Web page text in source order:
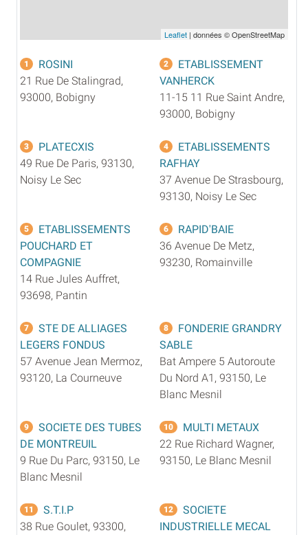
Leaflet | données © OpenStreetMap
1
ROSINI
21 Rue De Stalingrad,
93000, Bobigny
2
ETABLISSEMENT
VANHERCK
11-15 11 Rue Saint Andre,
93000, Bobigny
3
PLATECXIS
49 Rue De Paris, 93130,
Noisy Le Sec
4
ETABLISSEMENTS
RAFHAY
37 Avenue De Strasbourg,
93130, Noisy Le Sec
5
ETABLISSEMENTS
POUCHARD ET
COMPAGNIE
14 Rue Jules Auffret,
93698, Pantin
6
RAPID'BAIE
36 Avenue De Metz,
93230, Romainville
7
STE DE ALLIAGES
LEGERS FONDUS
57 Avenue Jean Mermoz,
93120, La Courneuve
8
FONDERIE GRANDRY
SABLE
Bat Ampere 5 Autoroute
Du Nord A1, 93150, Le
Blanc Mesnil
9
SOCIETE DES TUBES
DE MONTREUIL
9 Rue Du Parc, 93150, Le
Blanc Mesnil
10
MULTI METAUX
22 Rue Richard Wagner,
93150, Le Blanc Mesnil
11
S.T.I.P
38 Rue Goulet, 93300,
12
SOCIETE
INDUSTRIELLE MECAL